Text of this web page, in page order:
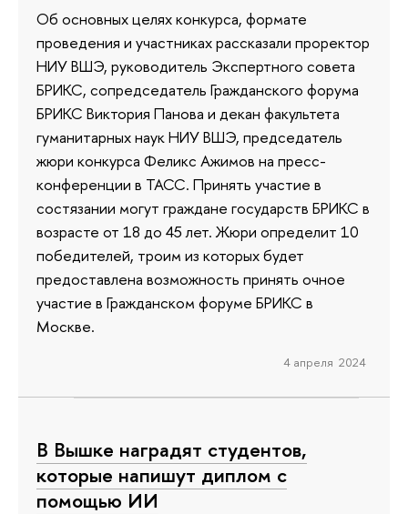
Об основных целях конкурса, формате
проведения и участниках рассказали проректор
НИУ ВШЭ, руководитель Экспертного совета
БРИКС, сопредседатель Гражданского форума
БРИКС Виктория Панова и декан факультета
гуманитарных наук НИУ ВШЭ, председатель
жюри конкурса Феликс Ажимов на пресс-
конференции в ТАСС. Принять участие в
состязании могут граждане государств БРИКС в
возрасте от 18 до 45 лет. Жюри определит 10
победителей, троим из которых будет
предоставлена возможность принять очное
участие в Гражданском форуме БРИКС в
Москве.
4 апреля 2024
В Вышке наградят студентов,
которые напишут диплом с
помощью ИИ